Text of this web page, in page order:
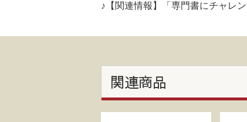
♪【関連情報】「専門書にチャレ
関連商品